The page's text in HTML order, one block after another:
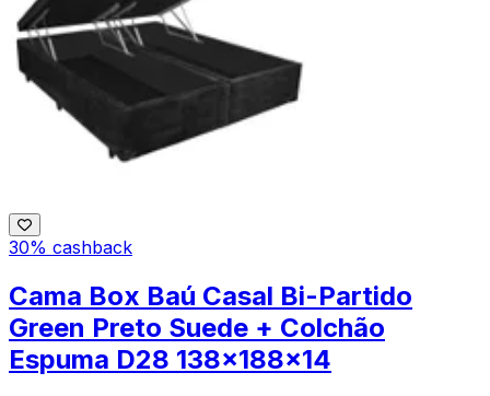
30% cashback
Cama Box Baú Casal Bi-Partido
Green Preto Suede + Colchão
Espuma D28 138x188x14